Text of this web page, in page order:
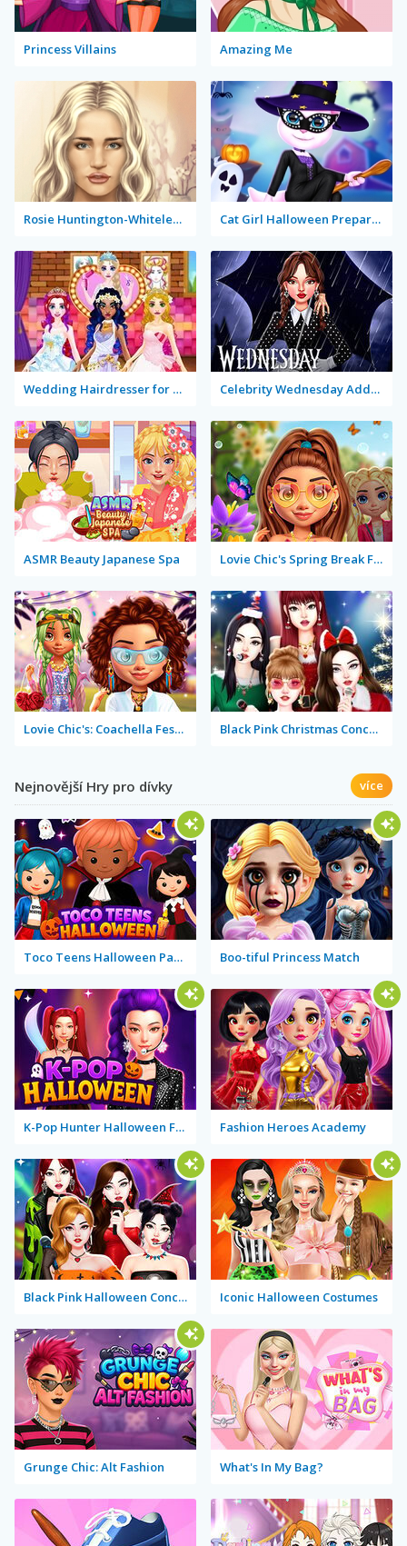
Princess Villains Amazing Me
Rosie Huntington-Whiteley True Make Up Cat Girl Halloween Preparation
Wedding Hairdresser for Princesses Celebrity Wednesday Addams Style
ASMR Beauty Japanese Spa Lovie Chic's Spring Break Fashion
Lovie Chic's: Coachella Festival Black Pink Christmas Concert
Nejnovější Hry pro dívky více
Toco Teens Halloween Party Boo-tiful Princess Match
K-Pop Hunter Halloween Fashion Fashion Heroes Academy
Black Pink Halloween Concert Iconic Halloween Costumes
Grunge Chic: Alt Fashion What's In My Bag?